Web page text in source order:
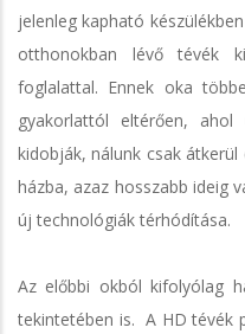
jelenleg kapható
otthonokban lévő tévék
foglalattal. Ennek oka
gyakorlattól eltérően,
kidobják, nálunk csak
házba, azaz hosszabb ideig
új technológiák
Az előbbi okból kifolyólag
tekintetében is. A HD tévék